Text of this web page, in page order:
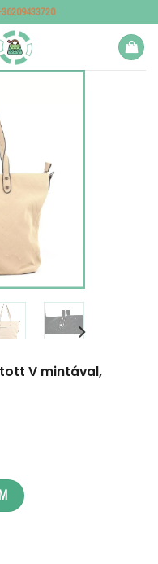
V mintával,
poliészter, szürke mennyiség